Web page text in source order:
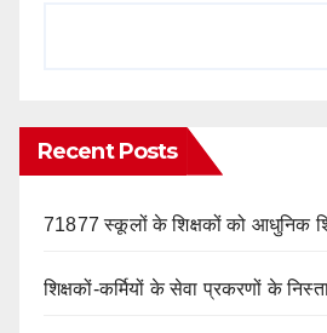
Recent Posts
71877 स्कूलों के शिक्षकों को आधुनिक
शिक्षकों-कर्मियों के सेवा प्रकरणों के